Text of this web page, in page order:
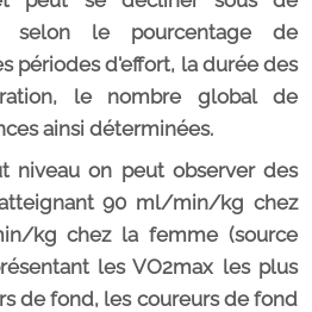
selon le pourcentage de
périodes d'effort, la durée des
le nombre global de
ainsi déterminées.
niveau on peut observer des
90 ml/min/kg chez
kg chez la femme (source
les VO2max les plus
de fond, les coureurs de fond